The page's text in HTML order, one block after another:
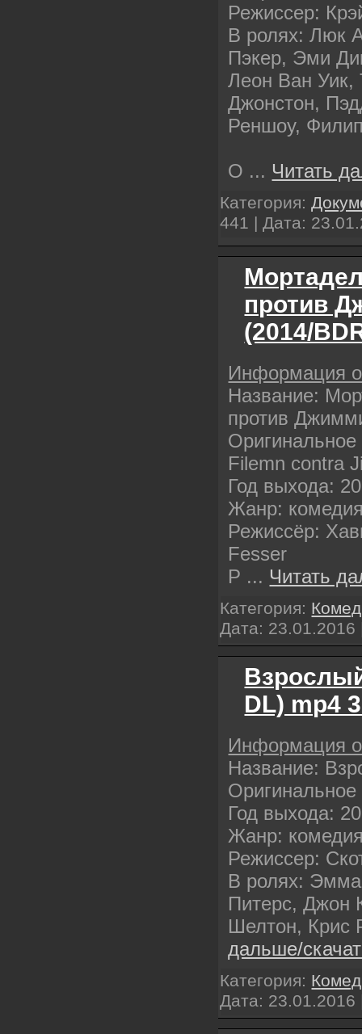
Режиссер:
В ролях: Люк
Пэкер, Эми
Леон Ван Уик,
Джонстон,
Реншоу,
О ... Читать
Категория:
441 | Дата:
против
(2014/
Информация
Название:
против
Filemn contra
Год выхода:
Жанр:
Режиссёр:
Fesser
Р ... Читать
Категория:
Дата: 23.01.2016
DL) mp4
Информация
Название:
Год выхода:
Жанр:
Режиссер:
В ролях:
Питерс, Джон
Шелтон, Крис
дальше/
Категория:
Дата: 23.01.2016